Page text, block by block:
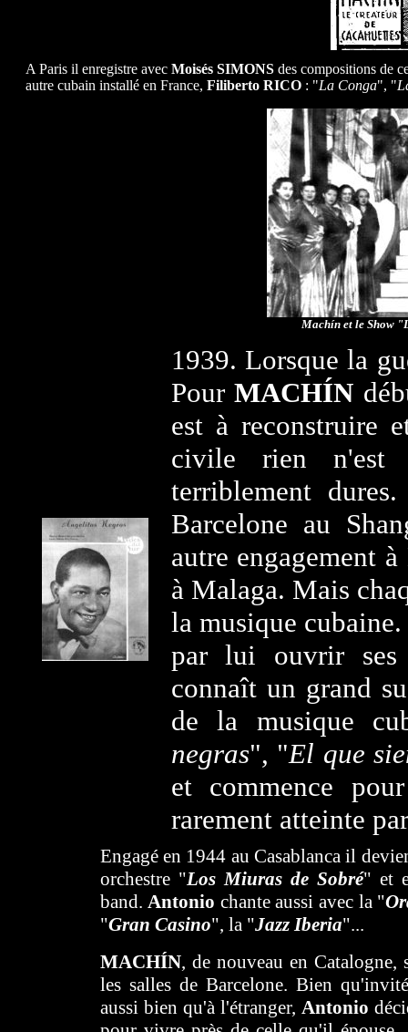
A Paris il enregistre avecMoisés SIMONSdes compositions de
autre cubain installé en France, Filiberto RICO: "La Conga", "
Machín et le Show
1939. Lorsque la
PourMACHÍN
est à reconstruire
civile rien n'est
terriblement
Barcelone au
autre engagement
à Malaga. Mais
la musique
par lui ouvrir
connaît un grand
de la musique
negras", "El que
et commence
rarement atteinte
Engagé en 1944 au Casablanca il
orchestre "Los Miuras de Sobré" et
band.Antonio chante aussi avec la "
"Gran Casino", la "Jazz Iberia"...
MACHÍN, de nouveau en Catalogne,
les salles de Barcelone. Bien
aussi bien qu'à l'étranger, Antonio